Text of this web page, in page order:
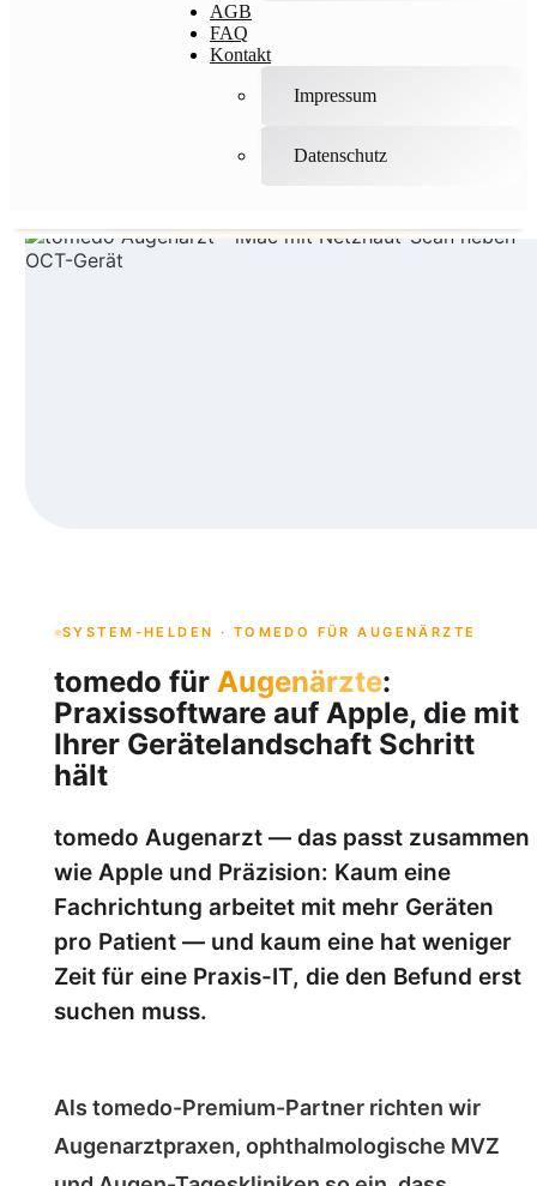
AGB
FAQ
Kontakt
Impressum
Datenschutz
SYSTEM-HELDEN · TOMEDO FÜR AUGENÄRZTE
tomedo für Augenärzte:
Praxissoftware auf Apple, die mit
Ihrer Gerätelandschaft Schritt
hält
tomedo Augenarzt — das passt zusammen
wie Apple und Präzision: Kaum eine
Fachrichtung arbeitet mit mehr Geräten
pro Patient — und kaum eine hat weniger
Zeit für eine Praxis-IT, die den Befund erst
suchen muss.
Als tomedo-Premium-Partner richten wir
Augenarztpraxen, ophthalmologische MVZ